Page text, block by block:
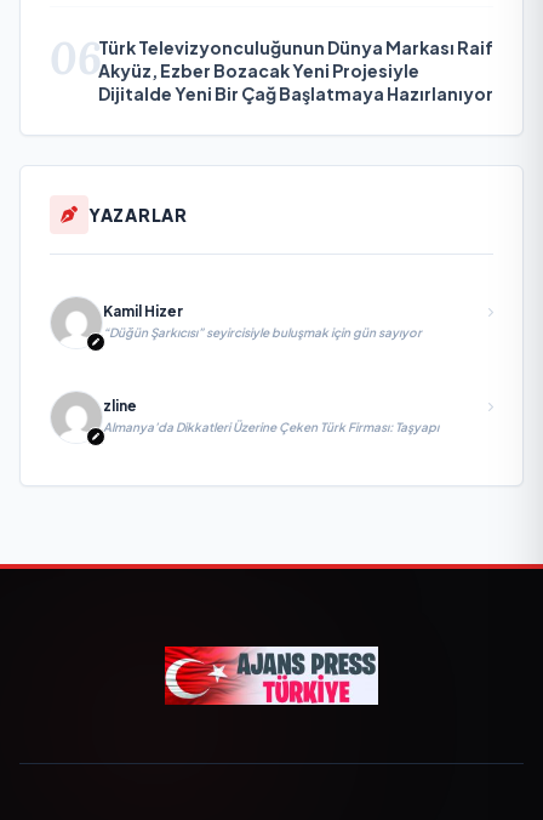
06Türk Televizyonculuğunun Dünya Markası Raif
Akyüz, Ezber Bozacak Yeni Projesiyle
Dijitalde Yeni Bir Çağ Başlatmaya Hazırlanıyor
YAZARLAR
Kamil Hizer
“Düğün Şarkıcısı” seyircisiyle buluşmak için gün sayıyor
zline
Almanya’da Dikkatleri Üzerine Çeken Türk Firması: Taşyapı